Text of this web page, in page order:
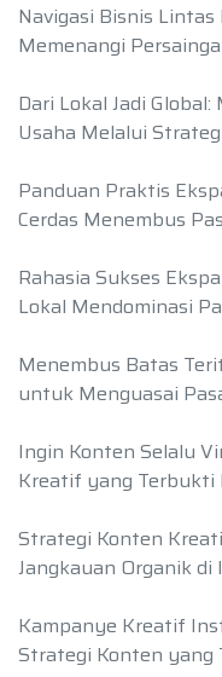
Navigasi Bisnis Lintas
Memenangi
Dari Lokal Jadi
Usaha Melalui
Panduan Praktis
Cerdas Menembus
Rahasia Sukses
Lokal Mendominasi
Menembus Batas
untuk Menguasai
Ingin Konten Selalu
Kreatif yang
Strategi Konten
Jangkauan Organik di
Kampanye Kreatif
Strategi Konten yang